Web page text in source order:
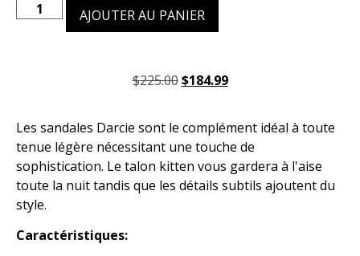
AJOUTER AU PANIER
$225.00 $184.99
Les sandales Darcie sont le complément idéal à toute
tenue légère nécessitant une touche de
sophistication. Le talon kitten vous gardera à l'aise
toute la nuit tandis que les détails subtils ajoutent du
style.
Caractéristiques: